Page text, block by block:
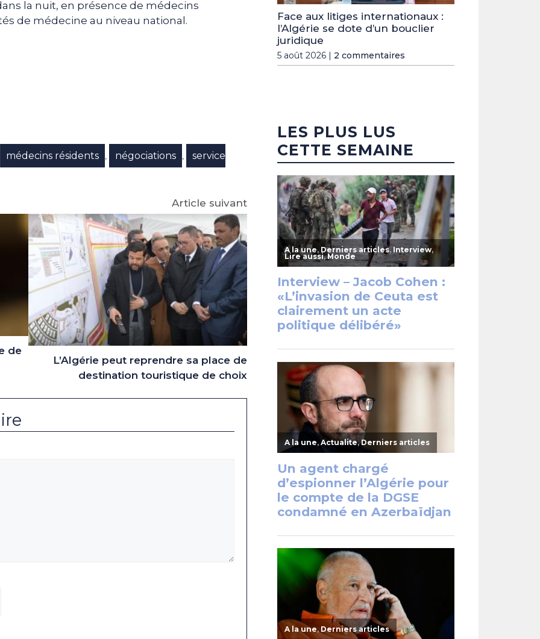
la nuit, en présence de médecins
de médecine au niveau national.
médecins résidents , négociations ,
service
de
Article suivant
L’Algérie peut reprendre sa place de
destination touristique de choix
Face aux litiges internationaux :
l’Algérie se dote d’un bouclier
juridique
5 août 2026 | 2 commentaires
LES PLUS LUS
CETTE SEMAINE